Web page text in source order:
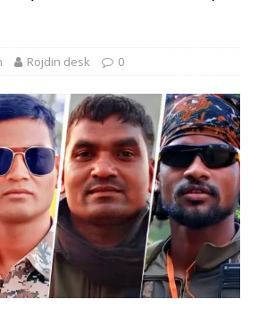
Rojdin desk 0